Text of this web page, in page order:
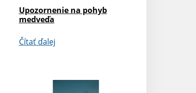
Upozornenie na pohyb
medveďa
Čítať ďalej